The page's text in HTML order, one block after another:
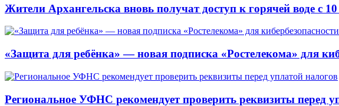
Жители Архангельска вновь получат доступ к горячей воде с 10
«Защита для ребёнка» — новая подписка «Ростелекома» для
Региональное УФНС рекомендует проверить реквизиты перед